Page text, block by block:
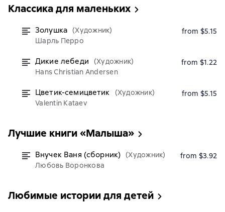
Классика для маленьких
Золушка (Художник)
Шарль Перро
from $5.15
Дикие лебеди
(Художник)
Hans Christian Andersen
from $1.22
Цветик-семицветик
(Художник)
Valentin Kataev
from $5.15
Лучшие книги «Малыша»
Внучек Ваня (сборник) (Художник)
Любовь Воронкова
from $3.92
Любимые истории для детей